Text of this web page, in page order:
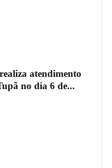
atendimento
no dia 6 de...